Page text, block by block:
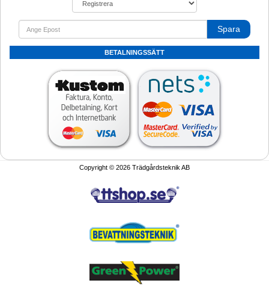
Spara
BETALNINGSSÄTT
Copyright © 2026 Trädgårdsteknik AB